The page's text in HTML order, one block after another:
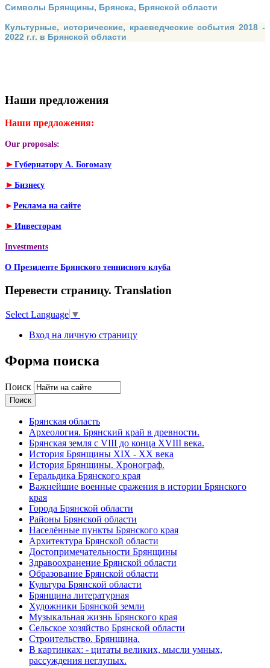
Символы Брянщины, Брянска, Брянской области
Культурные, исторические, краеведческие события 2018 -
2022 г.г. в Брянской области
Наши предложения
Наши предложения:
Our proposals:
► Губернатору А. Богомазу
► Бизнесу
► Реклама на сайте
► Инвесторам
Investments
О Президенте Брянского теннисного клуба
Перевести страницу. Translation
Select Language ▼
Вход на личную страницу
Форма поиска
Поиск
Брянская область
Археология. Брянский край в древности.
Брянская земля с VIII до конца XVIII века.
История Брянщины XIX - XX века
История Брянщины. Хронограф.
Геральдика Брянского края
Важнейшие военные сражения в истории Брянского
края
Города Брянской области
Районы Брянской области
Населённые пункты Брянского края
Архитектура Брянской области
Достопримечательности Брянщины
Здравоохранение Брянской области
Образование Брянской области
Культура Брянской области
Брянщина литературная
Художники Брянской земли
Музыкальная жизнь Брянского края
Сельское хозяйство Брянской области
Строительство. Брянщина.
В картинках: - цитаты великих, мысли умных,
рассуждения неглупых.